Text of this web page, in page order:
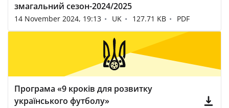
змагальний сезон-2024/2025
14 November 2024, 19:13 UK 127.71 KB PDF
Програма «9 кроків для розвитку
українського футболу»